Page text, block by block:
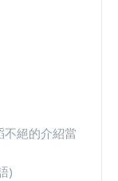
不絕的介紹當
)